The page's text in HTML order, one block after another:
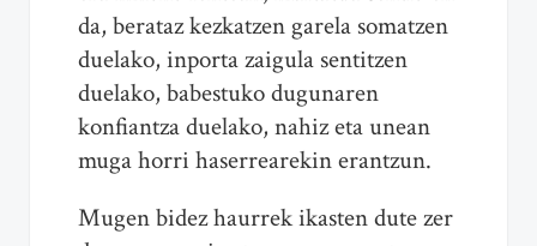
da, berataz kezkatzen garela somatzen
duelako, inporta zaigula sentitzen
duelako, babestuko dugunaren
konfiantza duelako, nahiz eta unean
muga horri haserrearekin erantzun.
Mugen bidez haurrek ikasten dute zer